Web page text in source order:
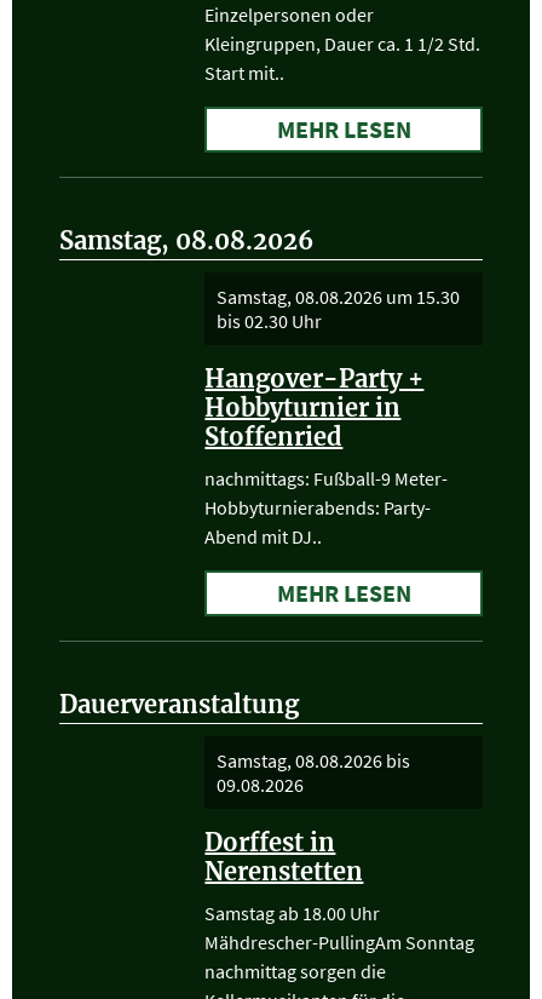
Einzelpersonen oder
Kleingruppen, Dauer ca. 1 1/2 Std.
Start mit..
MEHR LESEN
Samstag, 08.08.2026
Samstag, 08.08.2026 um 15.30
bis 02.30 Uhr
Hangover-Party +
Hobbyturnier in
Stoffenried
nachmittags: Fußball-9 Meter-
Hobbyturnierabends: Party-
Abend mit DJ..
MEHR LESEN
Dauerveranstaltung
Samstag, 08.08.2026 bis
09.08.2026
Dorffest in
Nerenstetten
Samstag ab 18.00 Uhr
Mähdrescher-PullingAm Sonntag
nachmittag sorgen die